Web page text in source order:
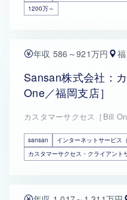
1200万～
年収 586～921万円
Sansan株式会社：
One／福岡支店］
カスタマーサクセス［Bill
sansan
インターネットサービス
カスタマーサクセス・クライアント